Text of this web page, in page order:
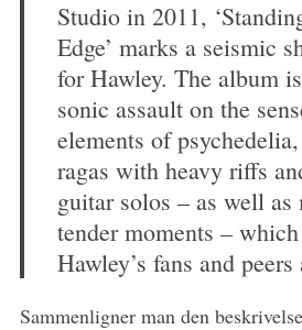
Studio in 2011,
Edge’ marks a seismic
for Hawley. The album
sonic assault on the
elements of
ragas with heavy riffs
guitar solos – as well
tender moments –
Hawley’s fans and
Sammenligner man den
S
e
r
c
h
f
r